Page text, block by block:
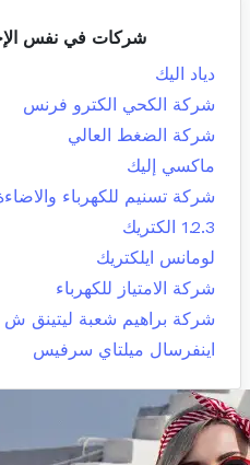
شركات في نفس
دياد اليك
شركة الكحي الكترو فرنس
شركة الضغط العالي
ماكسي إليك
شركة تسنيم للكهرباء
1.2.3 الكتريك
لومانس ايلكتريك
شركة الامتياز للكهرباء
شركة براهيم شعبة ليتينق
اينفرسال ميلتاي سرفيس